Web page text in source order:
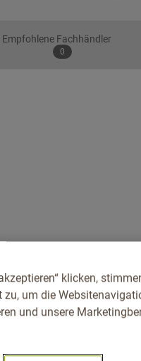
Empfohlene Fachhändler
0
klicken,
um die
und unsere